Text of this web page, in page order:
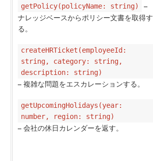
getPolicy(policyName: string)
–
ナレッジベースからポリシー文書を取得す
る。
createHRTicket(employeeId:
string, category: string,
description: string)
– 複雑な問題をエスカレーションする。
getUpcomingHolidays(year:
number, region: string)
– 会社の休日カレンダーを返す。